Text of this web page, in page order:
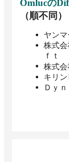
Omlucの
（順不同）
ヤン
株式
ｆｔ
株式
キリ
Ｄｙ